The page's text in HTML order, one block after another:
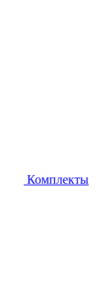
Комплекты